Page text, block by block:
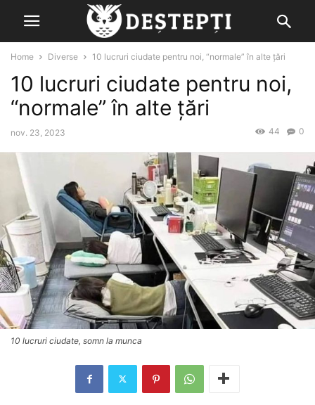
Home Diverse 10 lucruri ciudate pentru noi, “normale” în alte ţări
10 lucruri ciudate pentru noi,
“normale” în alte ţări
nov. 23, 2023 0
44
10 lucruri ciudate, somn la munca